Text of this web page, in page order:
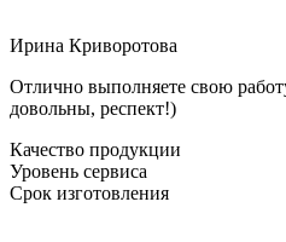
Ирина Криворотова
Отлично выполняете свою
довольны, респект!)
Качество продукции
Уровень сервиса
Срок изготовления